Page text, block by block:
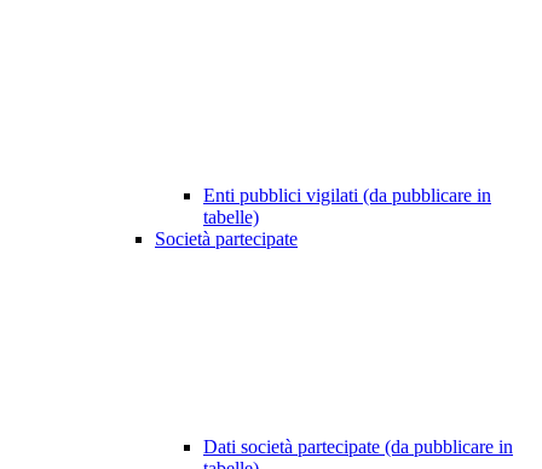
Enti pubblici vigilati (da pubblicare in
tabelle)
Società partecipate
Dati società partecipate (da pubblicare in